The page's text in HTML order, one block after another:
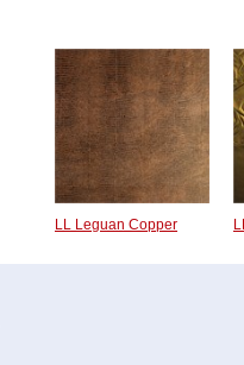
LL Leguan Copper